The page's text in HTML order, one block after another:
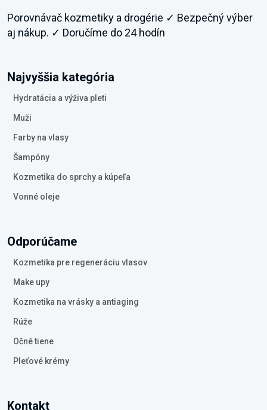
Porovnávač kozmetiky a drogérie ✓ Bezpečný výber
aj nákup. ✓ Doručíme do 24 hodín
Najvyššia kategória
Hydratácia a výživa pleti
Muži
Farby na vlasy
Šampóny
Kozmetika do sprchy a kúpeľa
Vonné oleje
Odporúčame
Kozmetika pre regeneráciu vlasov
Make upy
Kozmetika na vrásky a antiaging
Rúže
Očné tiene
Pleťové krémy
Kontakt